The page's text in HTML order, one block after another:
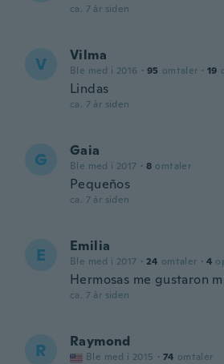
ca. 7 år siden
V Vilma
Ble med i 2016 · 95 omtaler · 19
Lindas
ca. 7 år siden
G Gaia
Ble med i 2017 · 8 omtaler
Pequeños
ca. 7 år siden
E Emilia
Ble med i 2017 · 24 omtaler · 4
Hermosas me gustaron
ca. 7 år siden
R Raymond
Ble med i 2015 · 74 omtaler